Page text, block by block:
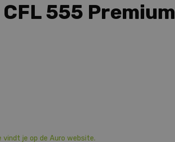
555 Premium
vindt je op de Auro website.